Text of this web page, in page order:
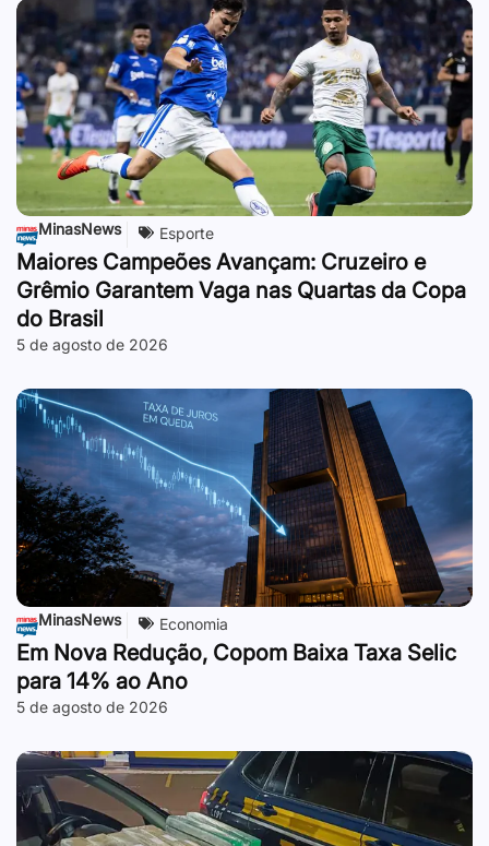
MinasNews Esporte
Maiores Campeões Avançam: Cruzeiro e
Grêmio Garantem Vaga nas Quartas da Copa
do Brasil
5 de agosto de 2026
MinasNews Economia
Em Nova Redução, Copom Baixa Taxa Selic
para 14% ao Ano
5 de agosto de 2026